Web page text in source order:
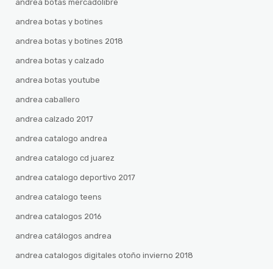
andrea botas mercadolibre
andrea botas y botines
andrea botas y botines 2018
andrea botas y calzado
andrea botas youtube
andrea caballero
andrea calzado 2017
andrea catalogo andrea
andrea catalogo cd juarez
andrea catalogo deportivo 2017
andrea catalogo teens
andrea catalogos 2016
andrea catálogos andrea
andrea catalogos digitales otoño invierno 2018